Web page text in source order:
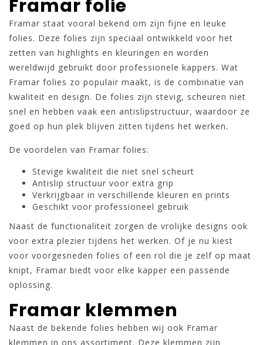
Framar folie
Framar staat vooral bekend om zijn fijne en leuke
folies. Deze folies zijn speciaal ontwikkeld voor het
zetten van highlights en kleuringen en worden
wereldwijd gebruikt door professionele kappers. Wat
Framar folies zo populair maakt, is de combinatie van
kwaliteit en design. De folies zijn stevig, scheuren niet
snel en hebben vaak een antislipstructuur, waardoor ze
goed op hun plek blijven zitten tijdens het werken.
De voordelen van Framar folies:
Stevige kwaliteit die niet snel scheurt
Antislip structuur voor extra grip
Verkrijgbaar in verschillende kleuren en prints
Geschikt voor professioneel gebruik
Naast de functionaliteit zorgen de vrolijke designs ook
voor extra plezier tijdens het werken. Of je nu kiest
voor voorgesneden folies of een rol die je zelf op maat
knipt, Framar biedt voor elke kapper een passende
oplossing.
Framar klemmen
Naast de bekende folies hebben wij ook Framar
klemmen in ons assortiment. Deze klemmen zijn